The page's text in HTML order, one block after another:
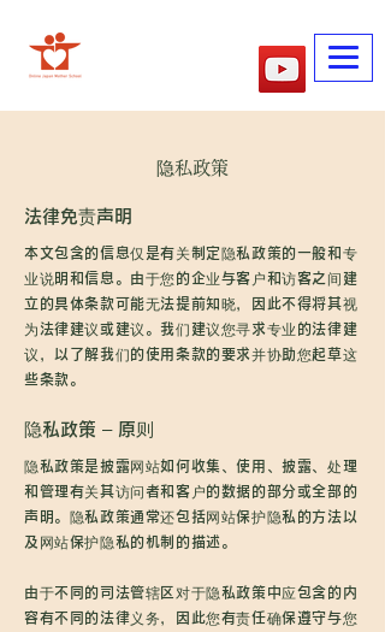
隐私政策
法律免责声明
本文包含的信息仅是有关制定隐私政策的一般和专
业说明和信息。由于您的企业与客户和访客之间建
立的具体条款可能无法提前知晓，因此不得将其视
为法律建议或建议。我们建议您寻求专业的法律建
议，以了解我们的使用条款的要求并协助您起草这
些条款。
隐私政策 – 原则
隐私政策是披露网站如何收集、使用、披露、处理
和管理有关其访问者和客户的数据的部分或全部的
声明。隐私政策通常还包括网站保护隐私的方法以
及网站保护隐私的机制的描述。
由于不同的司法管辖区对于隐私政策中应包含的内
容有不同的法律义务，因此您有责任确保遵守与您